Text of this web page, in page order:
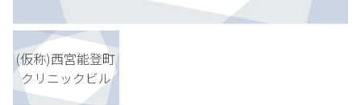
(仮称)西宮能登町
クリニックビル